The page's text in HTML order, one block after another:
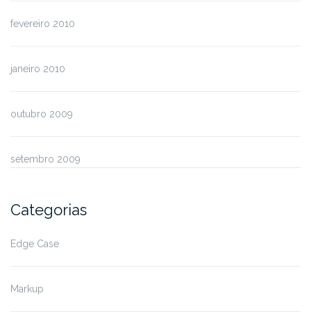
fevereiro 2010
janeiro 2010
outubro 2009
setembro 2009
Categorias
Edge Case
Markup